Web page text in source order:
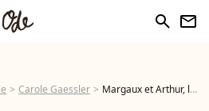
search newsletter
Carole Gaessler Margaux et Arthur, les enfants de Carole Gaessler, ont fait de brillantes études à des milliers de kilomètres d'elle, voici ce qu'ils font dans la vie